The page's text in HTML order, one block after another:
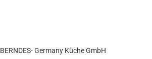
BERNDES- Germany Küche GmbH